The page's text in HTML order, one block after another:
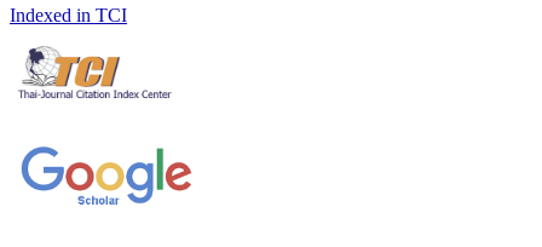
Indexed in TCI